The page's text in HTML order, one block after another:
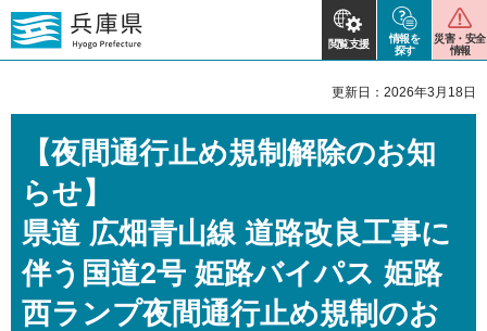
閲覧支援
情報を
探す
災害・安全
情報
更新日：2026年3月18日
【夜間通行止め規制解除のお知
らせ】
県道 広畑青山線 道路改良工事に
伴う国道2号 姫路バイパス 姫路
西ランプ夜間通行止め規制のお